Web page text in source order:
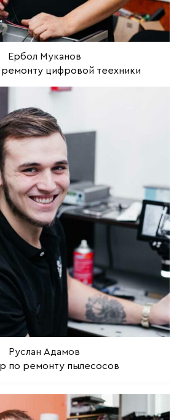
Ербол Муканов
цифровой теехники
Руслан Адамов
по ремонту пылесосов